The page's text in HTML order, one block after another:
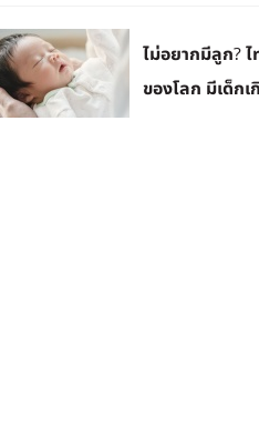
ไม่อยากมีลูก?
ของโลก มีเด็กเ